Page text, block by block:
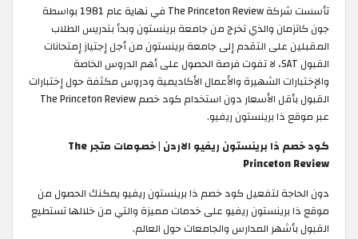
تأسست شركة The Princeton Review في نهاية عام 1981 بواسطة
جون كاتزمان والذي تخرج من جامعة برينستون وبدأ بتدريس الطلاب
المقبلين على التقدم إلى جامعة برينستون من أجل إجتياز إمتحانات
القبول SAT، لا تفوت فرصة الحصول على أهم الدروس الخاصة
والإختبارات الشهيرة والأعمال الأكاديمية ودروس مكثفة حول إختبارات
القبول بأقل الأسعار دون استخدام كود خصم The Princeton Review
عبر موقع ذا برينستون ريفيو.
كود خصم ذا برينستون ريفيو الاردن | خصومات متجر The
Princeton Review
دون الحاجة لتفعيل كود خصم ذا برينستون ريفيو يمكنك الحصول من
موقع ذا برينستون ريفيو على خدمات مميزة والتي من خلالها تستطيع
القبول بأشهر المدارس والجامعات حول العالم.